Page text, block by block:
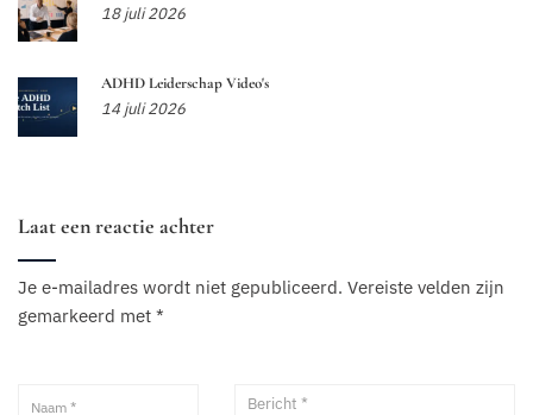
18 juli 2026
ADHD Leiderschap Video's
14 juli 2026
Laat een reactie achter
Je e-mailadres wordt niet gepubliceerd. Vereiste velden zijn
gemarkeerd met *